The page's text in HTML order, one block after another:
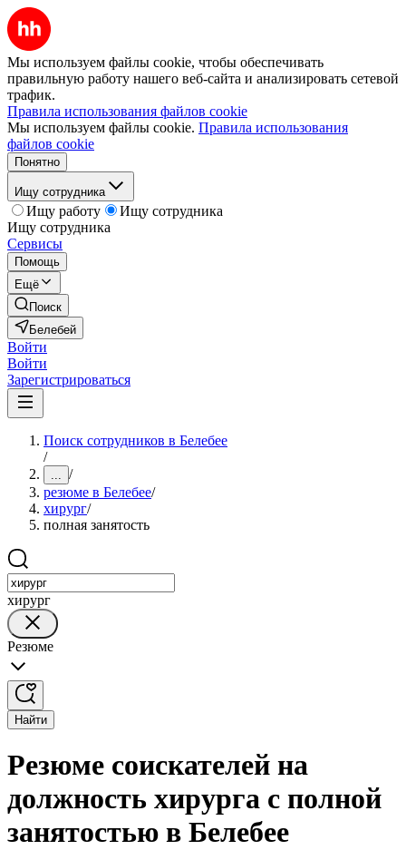
Мы используем файлы cookie, чтобы обеспечивать
правильную работу нашего веб-сайта и анализировать сетевой
трафик.
Правила использования файлов cookie
Мы используем файлы cookie. Правила использования
файлов cookie
Понятно
Ищу сотрудника
Ищу работу
Ищу сотрудника
Ищу сотрудника
Сервисы
Помощь
Ещё
Поиск
Белебей
Войти
Войти
Зарегистрироваться
Поиск сотрудников в Белебее
/
... /
резюме в Белебее/
хирург/
полная занятость
хирург
Резюме
Найти
Резюме соискателей на
должность хирурга с полной
занятостью в Белебее